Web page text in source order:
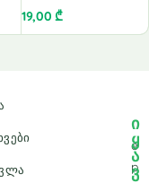
19,00₾
e
p
ი
ყ
ა
ვ